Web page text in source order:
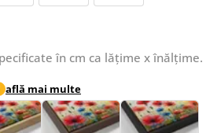
în cm ca lățime x înălțime.
află mai multe